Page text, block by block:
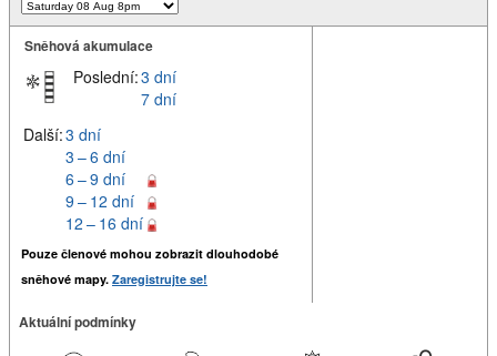
Sněhová akumulace
Poslední:3 dní
7 dní
Další:3 dní
3 – 6 dní
6 – 9 dní
9 – 12 dní
12 – 16 dní
Pouze členové mohou zobrazit dlouhodobé
sněhové mapy. Zaregistrujte se!
Aktuální podmínky